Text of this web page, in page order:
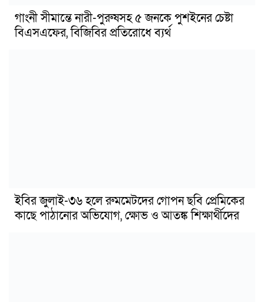
গাংনী সীমান্তে নারী-পুরুষসহ ৫ জনকে পুশইনের চেষ্টা
বিএসএফের, বিজিবির প্রতিরোধে ব্যর্থ
ইবির জুলাই-৩৬ হলে রুমমেটদের গোপন ছবি প্রেমিকের
কাছে পাঠানোর অভিযোগ, ক্ষোভ ও আতঙ্ক শিক্ষার্থীদের